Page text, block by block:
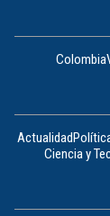
Colombia
Actualidad
Ciencia y